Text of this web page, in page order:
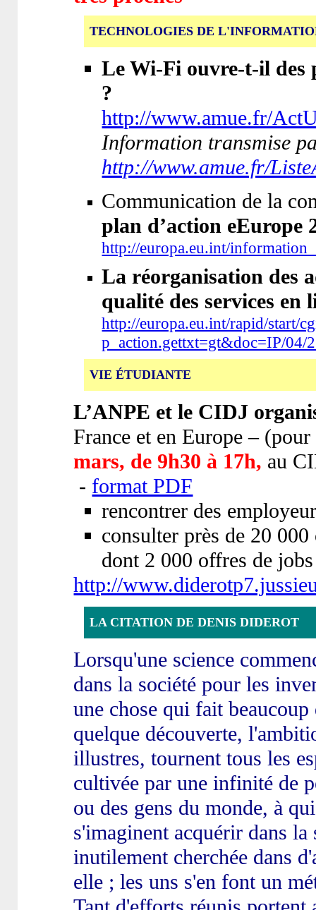
TECHNOLOGIES DE
Le Wi-Fi ouvre-t-il des
?
http://www.amue.fr/
Information transmise
http://www.amue.fr/
Communication de la
plan d’action eEurope
http://europa.eu.int/
La réorganisation des
qualité des services en
http://europa.eu.int/rapid/start/
p_action.gettxt=gt&doc=IP/
VIE ÉTUDIANTE
L’ANPE et le CIDJ
France et en Europe –
mars, de 9h30 à 17h, au
- format PDF
rencontrer des
consulter près de 20
dont 2 000 offres de jobs
http://
LA CITATION DE DENIS DIDEROT
Lorsqu'une science
dans la société pour les
une chose qui fait
quelque découverte,
illustres, tournent tous les
cultivée par une infinité de
ou des gens du monde, à
s'imaginent acquérir dans
inutilement cherchée dans
elle ; les uns s'en font un